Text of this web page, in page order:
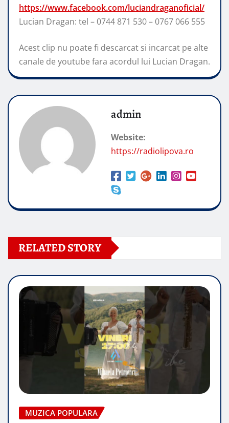
https://www.facebook.com/luciandraganoficial/
Lucian Dragan: tel – 0744 871 530 – 0767 066 555
Acest clip nu poate fi descarcat si incarcat pe alte
canale de youtube fara acordul lui Lucian Dragan.
admin
Website:
https://radiolipova.ro
RELATED STORY
MUZICA POPULARA